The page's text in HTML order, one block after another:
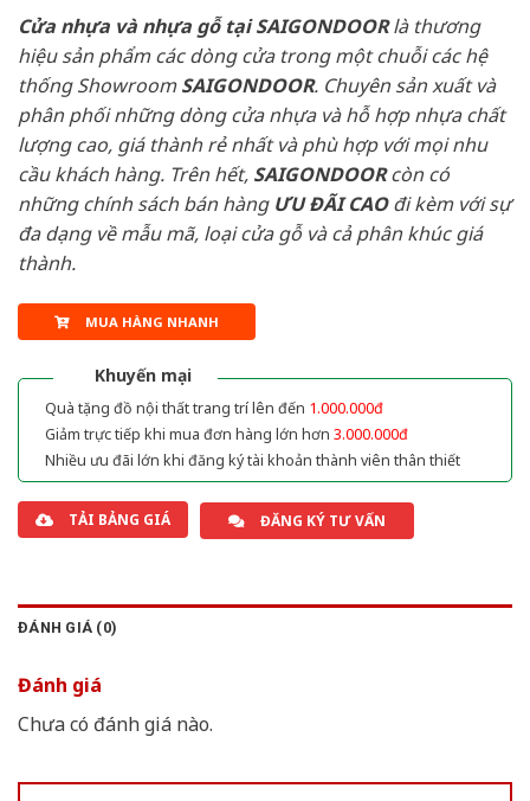
Cửa nhựa và nhựa gỗ tại SAIGONDOORlà thương
hiệu sản phẩm các dòng cửa trong một chuỗi các hệ
thống ShowroomSAIGONDOOR. Chuyên sản xuất và
phân phối những dòng cửa nhựa và hỗ hợp nhựa chất
lượng cao, giá thành rẻ nhất và phù hợp với mọi nhu
cầu khách hàng. Trên hết, SAIGONDOORcòn có
những chính sách bán hàng ƯU ĐÃI CAOđi kèm với sự
đa dạng về mẫu mã, loại cửa gỗ và cả phân khúc giá
thành.
MUA HÀNG NHANH
Khuyến mại
Quà tặng đồ nội thất trang trí lên đến 1.000.000đ
Giảm trực tiếp khi mua đơn hàng lớn hơn 3.000.000đ
Nhiều ưu đãi lớn khi đăng ký tài khoản thành viên thân thiết
TẢI BẢNG GIÁ ĐĂNG KÝ TƯ VẤN
ĐÁNH GIÁ (0)
Đánh giá
Chưa có đánh giá nào.